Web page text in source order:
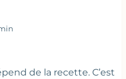
de la recette. C’est